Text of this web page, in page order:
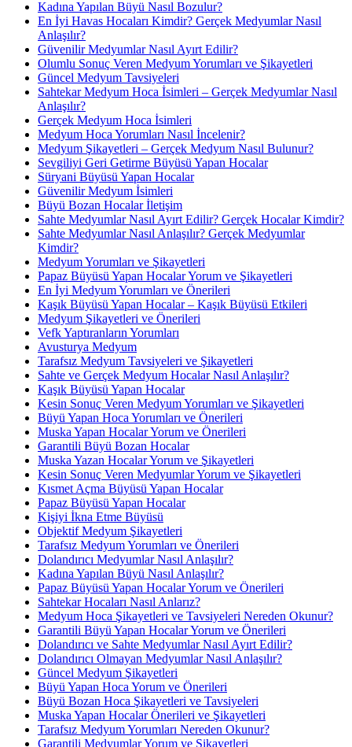
Kadına Yapılan Büyü Nasıl Bozulur?
En İyi Havas Hocaları Kimdir? Gerçek Medyumlar Nasıl
Anlaşılır?
Güvenilir Medyumlar Nasıl Ayırt Edilir?
Olumlu Sonuç Veren Medyum Yorumları ve Şikayetleri
Güncel Medyum Tavsiyeleri
Sahtekar Medyum Hoca İsimleri – Gerçek Medyumlar Nasıl
Anlaşılır?
Gerçek Medyum Hoca İsimleri
Medyum Hoca Yorumları Nasıl İncelenir?
Medyum Şikayetleri – Gerçek Medyum Nasıl Bulunur?
Sevgiliyi Geri Getirme Büyüsü Yapan Hocalar
Süryani Büyüsü Yapan Hocalar
Güvenilir Medyum İsimleri
Büyü Bozan Hocalar İletişim
Sahte Medyumlar Nasıl Ayırt Edilir? Gerçek Hocalar Kimdir?
Sahte Medyumlar Nasıl Anlaşılır? Gerçek Medyumlar
Kimdir?
Medyum Yorumları ve Şikayetleri
Papaz Büyüsü Yapan Hocalar Yorum ve Şikayetleri
En İyi Medyum Yorumları ve Önerileri
Kaşık Büyüsü Yapan Hocalar – Kaşık Büyüsü Etkileri
Medyum Şikayetleri ve Önerileri
Vefk Yaptıranların Yorumları
Avusturya Medyum
Tarafsız Medyum Tavsiyeleri ve Şikayetleri
Sahte ve Gerçek Medyum Hocalar Nasıl Anlaşılır?
Kaşık Büyüsü Yapan Hocalar
Kesin Sonuç Veren Medyum Yorumları ve Şikayetleri
Büyü Yapan Hoca Yorumları ve Önerileri
Muska Yapan Hocalar Yorum ve Önerileri
Garantili Büyü Bozan Hocalar
Muska Yazan Hocalar Yorum ve Şikayetleri
Kesin Sonuç Veren Medyumlar Yorum ve Şikayetleri
Kısmet Açma Büyüsü Yapan Hocalar
Papaz Büyüsü Yapan Hocalar
Kişiyi İkna Etme Büyüsü
Objektif Medyum Şikayetleri
Tarafsız Medyum Yorumları ve Önerileri
Dolandırıcı Medyumlar Nasıl Anlaşılır?
Kadına Yapılan Büyü Nasıl Anlaşılır?
Papaz Büyüsü Yapan Hocalar Yorum ve Önerileri
Sahtekar Hocaları Nasıl Anlarız?
Medyum Hoca Şikayetleri ve Tavsiyeleri Nereden Okunur?
Garantili Büyü Yapan Hocalar Yorum ve Önerileri
Dolandırıcı ve Sahte Medyumlar Nasıl Ayırt Edilir?
Dolandırıcı Olmayan Medyumlar Nasıl Anlaşılır?
Güncel Medyum Şikayetleri
Büyü Yapan Hoca Yorum ve Önerileri
Büyü Bozan Hoca Şikayetleri ve Tavsiyeleri
Muska Yapan Hocalar Önerileri ve Şikayetleri
Tarafsız Medyum Yorumları Nereden Okunur?
Garantili Medyumlar Yorum ve Şikayetleri